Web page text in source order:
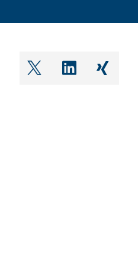
shareOntwitter